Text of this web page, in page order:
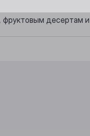
фруктовым десертам